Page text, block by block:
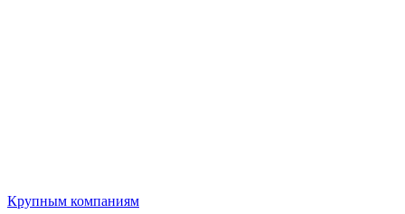
Крупным компаниям